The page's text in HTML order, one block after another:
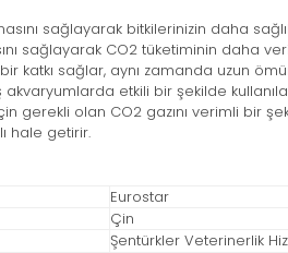
sağlayarak bitkilerinizin daha
sağlayarak CO2 tüketiminin daha
katkı sağlar, aynı zamanda uzun
etkili bir şekilde
gerekli olan CO2 gazını verimli bir
hale getirir.
Eurostar
Çin
Şentürkler Veterinerlik